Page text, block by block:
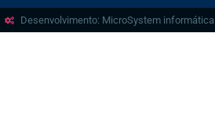
Desenvolvimento: MicroSystem informática